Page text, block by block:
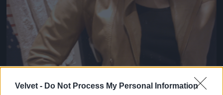
Velvet - Do Not Process My Personal Information
Jön még kép!